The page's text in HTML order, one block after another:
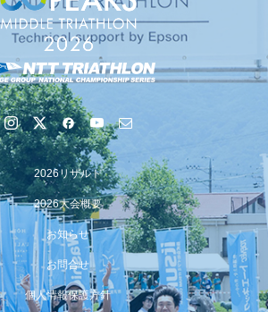
地域６市町村連絡会議を開催しました
2026リザルト
2026大会概要
お知らせ
お問合せ
個人情報保護方針